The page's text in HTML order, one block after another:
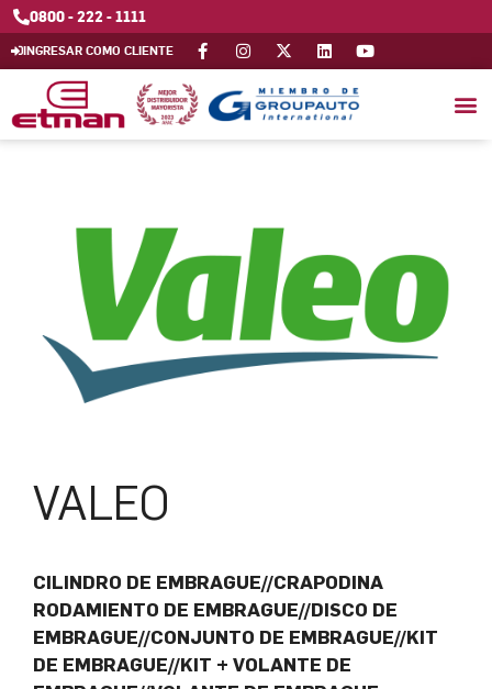
0800 - 222 - 1111
INGRESAR COMO CLIENTE
VALEO
CILINDRO DE EMBRAGUE//CRAPODINA
RODAMIENTO DE EMBRAGUE//DISCO DE
EMBRAGUE//CONJUNTO DE EMBRAGUE//KIT
DE EMBRAGUE//KIT + VOLANTE DE